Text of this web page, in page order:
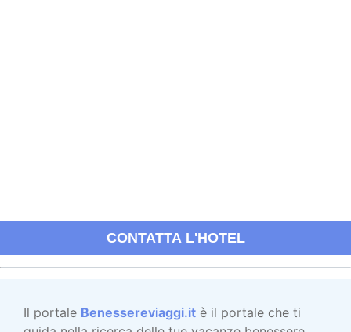
CONTATTA L'HOTEL
Il portale Benessereviaggi.it è il portale che ti